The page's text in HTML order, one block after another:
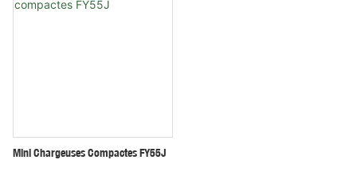
Mini Chargeuses Compactes FY55J